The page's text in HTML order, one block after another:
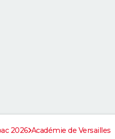
2026 Académie de Versailles